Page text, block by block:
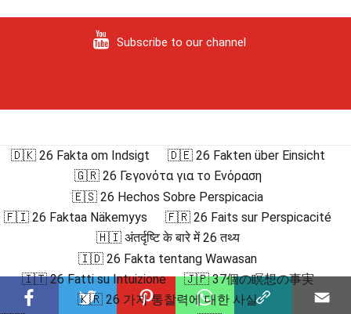
Subscribe to our channel
🇩🇰 26 Fakta om Indsigt
🇩🇪 26 Fakten über Einsicht
🇬🇷 26 Γεγονότα για το Ενόραση
🇪🇸 26 Hechos Sobre Perspicacia
🇫🇮 26 Faktaa Näkemyys
🇫🇷 26 Faits sur Perspicacité
🇭🇮 अंतर्दृष्टि के बारे में 26 तथ्य
🇮🇩 26 Fakta tentang Wawasan
🇮🇹 26 Fatti su Intuizione
🇯🇵 37個の瞑想の事実
🇰🇷 26 가지 통찰력에 대한 사실